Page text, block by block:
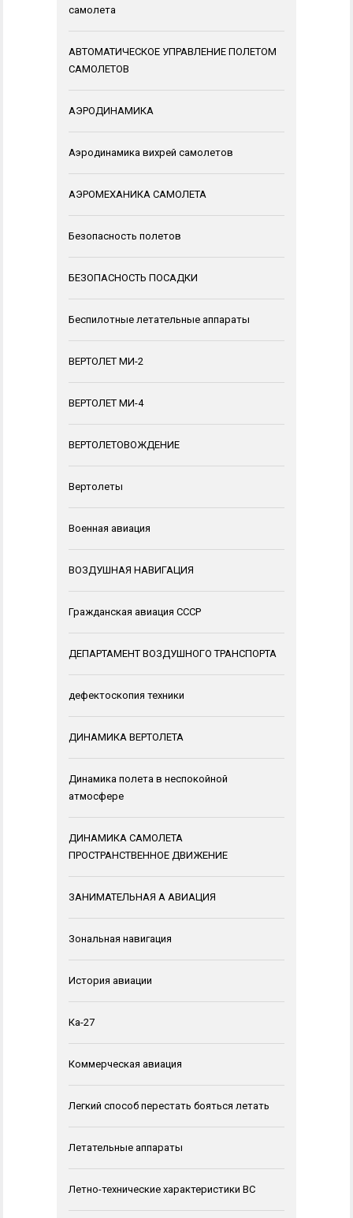
самолета
АВТОМАТИЧЕСКОЕ УПРАВЛЕНИЕ ПОЛЕТОМ
САМОЛЕТОВ
АЭРОДИНАМИКА
Аэродинамика вихрей самолетов
АЭРОМЕХАНИКА САМОЛЕТА
Безопасность полетов
БЕЗОПАСНОСТЬ ПОСАДКИ
Беспилотные летательные аппараты
ВЕРТОЛЕТ МИ-2
ВЕРТОЛЕТ МИ-4
ВЕРТОЛЕТОВОЖДЕНИЕ
Вертолеты
Военная авиация
ВОЗДУШНАЯ НАВИГАЦИЯ
Гражданская авиация СССР
ДЕПАРТАМЕНТ ВОЗДУШНОГО ТРАНСПОРТА
дефектоскопия техники
ДИНАМИКА ВЕРТОЛЕТА
Динамика полета в неспокойной
атмосфере
ДИНАМИКА САМОЛЕТА
ПРОСТРАНСТВЕННОЕ ДВИЖЕНИЕ
ЗАНИМАТЕЛЬНАЯ А АВИАЦИЯ
Зональная навигация
История авиации
Ка-27
Коммерческая авиация
Легкий способ перестать бояться летать
Летательные аппараты
Летно-технические характеристики ВС